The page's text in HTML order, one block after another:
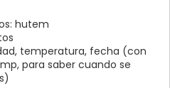
Length: ");
'temperatura' ];
Error"
hutem
temperatura, fecha (con
para saber cuando se